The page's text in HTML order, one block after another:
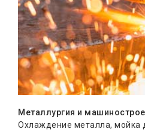
Металлургия и
Охлаждение металла, мойка